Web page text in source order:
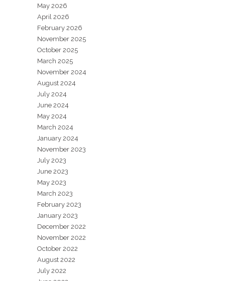
May 2026
April 2026
February 2026
November 2025
October 2025
March 2025
November 2024
August 2024
July 2024
June 2024
May 2024
March 2024
January 2024
November 2023
July 2023
June 2023
May 2023
March 2023
February 2023
January 2023
December 2022
November 2022
October 2022
August 2022
July 2022